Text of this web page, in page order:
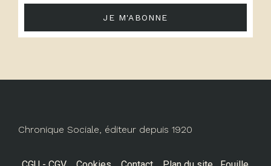
JE M'ABONNE
Chronique Sociale, éditeur depuis 1920